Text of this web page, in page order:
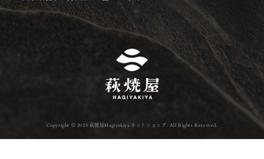
Copyright © 2025 萩焼屋Hagiyakiya ネットショップ. All Rights Reserved.